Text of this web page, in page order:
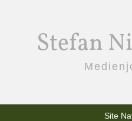
Stefan
Site